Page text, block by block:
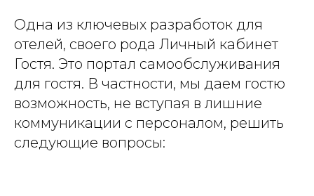
Одна из ключевых разработок для
отелей, своего рода Личный кабинет
Гостя. Это портал самообслуживания
для гостя. В частности, мы даем гостю
возможность, не вступая в лишние
коммуникации с персоналом, решить
следующие вопросы: